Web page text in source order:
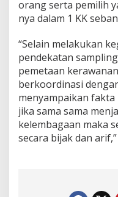
orang serta pemilih
nya dalam 1 KK
“Selain melakukan
pendekatan
pemetaan
berkoordinasi
menyampaikan
jika sama sama
kelembagaan maka
secara bijak dan